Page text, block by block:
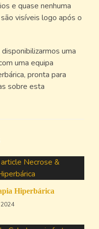
e quase nenhuma
visíveis logo após o
uma
uma equipa
pronta para
sobre esta
Hiperbárica